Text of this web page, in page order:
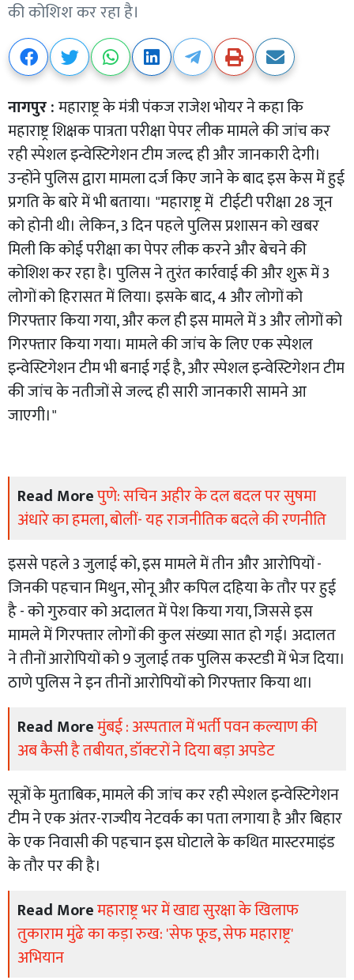
की कोशिश कर रहा है।
नागपुर :महाराष्ट्र के मंत्री पंकज राजेश भोयर ने कहा कि
महाराष्ट्र शिक्षक पात्रता परीक्षा पेपर लीक मामले की जांच कर
रही स्पेशल इन्वेस्टिगेशन टीम जल्द ही और जानकारी देगी।
उन्होंने पुलिस द्वारा मामला दर्ज किए जाने के बाद इस केस में हुई
प्रगति के बारे में भी बताया। "महाराष्ट्र में टीईटी परीक्षा 28 जून
को होनी थी। लेकिन, 3 दिन पहले पुलिस प्रशासन को खबर
मिली कि कोई परीक्षा का पेपर लीक करने और बेचने की
कोशिश कर रहा है। पुलिस ने तुरंत कार्रवाई की और शुरू में 3
लोगों को हिरासत में लिया। इसके बाद, 4 और लोगों को
गिरफ्तार किया गया, और कल ही इस मामले में 3 और लोगों को
गिरफ्तार किया गया। मामले की जांच के लिए एक स्पेशल
इन्वेस्टिगेशन टीम भी बनाई गई है, और स्पेशल इन्वेस्टिगेशन टीम
की जांच के नतीजों से जल्द ही सारी जानकारी सामने आ
जाएगी।"
Read Moreपुणे: सचिन अहीर के दल बदल पर सुषमा
अंधारे का हमला, बोलीं- यह राजनीतिक बदले की रणनीति
इससे पहले 3 जुलाई को, इस मामले में तीन और आरोपियों -
जिनकी पहचान मिथुन, सोनू और कपिल दहिया के तौर पर हुई
है - को गुरुवार को अदालत में पेश किया गया, जिससे इस
मामले में गिरफ्तार लोगों की कुल संख्या सात हो गई। अदालत
ने तीनों आरोपियों को 9 जुलाई तक पुलिस कस्टडी में भेज दिया।
ठाणे पुलिस ने इन तीनों आरोपियों को गिरफ्तार किया था।
Read Moreमुंबई : अस्पताल में भर्ती पवन कल्याण की
अब कैसी है तबीयत, डॉक्टरों ने दिया बड़ा अपडेट
सूत्रों के मुताबिक, मामले की जांच कर रही स्पेशल इन्वेस्टिगेशन
टीम ने एक अंतर-राज्यीय नेटवर्क का पता लगाया है और बिहार
के एक निवासी की पहचान इस घोटाले के कथित मास्टरमाइंड
के तौर पर की है।
Read Moreमहाराष्ट्र भर में खाद्य सुरक्षा के खिलाफ
तुकाराम मुंढे का कड़ा रुख: 'सेफ फूड, सेफ महाराष्ट्र'
अभियान